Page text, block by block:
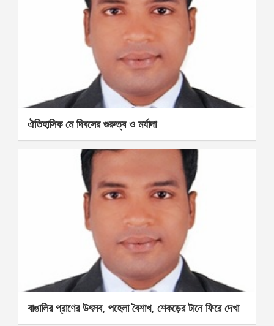
ঐতিহাসিক মে দিবসের গুরুত্ব ও মর্যাদা
বাঙালির প্রাণের উৎসব, পহেলা বৈশাখ, শেকড়ের টানে ফিরে দেখা